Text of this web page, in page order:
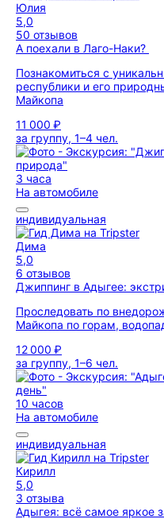
Юлия
5,0
50 отзывов
А поехали в Лаго-Наки?
Познакомиться с
республики и его
Майкопа
11 000 ₽
за группу, 1–4 чел.
3 часа
На автомобиле
индивидуальная
Дима
5,0
6 отзывов
Джиппинг в Адыгее:
Проследовать по
Майкопа по горам,
12 000 ₽
за группу, 1–6 чел.
10 часов
На автомобиле
индивидуальная
Кирилл
5,0
3 отзыва
Адыгея: всё самое яркое